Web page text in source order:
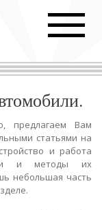
предлагаем Вам
статьями на
и работа
и методы их
небольшая часть